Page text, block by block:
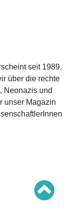
seit 1989.
über die rechte
Neonazis und
unser Magazin